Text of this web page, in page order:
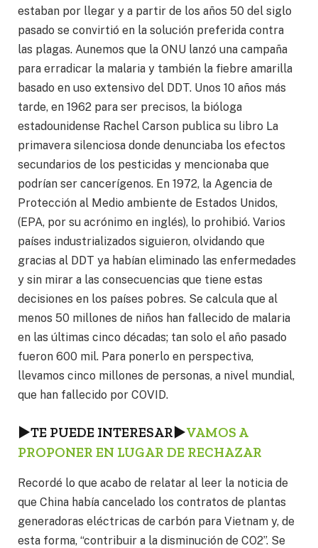
estaban por llegar y a partir de los años 50 del siglo
pasado se convirtió en la solución preferida contra
las plagas. Aunemos que la ONU lanzó una campaña
para erradicar la malaria y también la fiebre amarilla
basado en uso extensivo del DDT. Unos 10 años más
tarde, en 1962 para ser precisos, la bióloga
estadounidense Rachel Carson publica su libro La
primavera silenciosa donde denunciaba los efectos
secundarios de los pesticidas y mencionaba que
podrían ser cancerígenos. En 1972, la Agencia de
Protección al Medio ambiente de Estados Unidos,
(EPA, por su acrónimo en inglés), lo prohibió. Varios
países industrializados siguieron, olvidando que
gracias al DDT ya habían eliminado las enfermedades
y sin mirar a las consecuencias que tiene estas
decisiones en los países pobres. Se calcula que al
menos 50 millones de niños han fallecido de malaria
en las últimas cinco décadas; tan solo el año pasado
fueron 600 mil. Para ponerlo en perspectiva,
llevamos cinco millones de personas, a nivel mundial,
que han fallecido por COVID.
►TE PUEDE INTERESAR►VAMOS A
PROPONER EN LUGAR DE RECHAZAR
Recordé lo que acabo de relatar al leer la noticia de
que China había cancelado los contratos de plantas
generadoras eléctricas de carbón para Vietnam y, de
esta forma, “contribuir a la disminución de CO2”. Se